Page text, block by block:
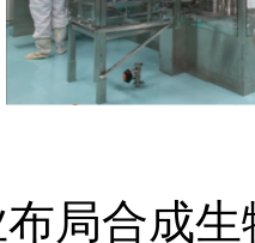
局合成